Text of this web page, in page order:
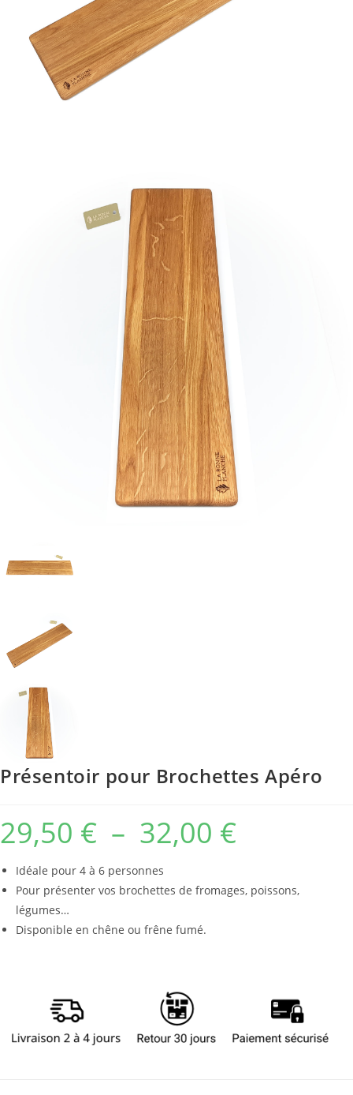
Présentoir pour Brochettes Apéro
29,50 € – 32,00 €
Idéale pour 4 à 6 personnes
Pour présenter vos brochettes de fromages, poissons,
légumes…
Disponible en chêne ou frêne fumé.